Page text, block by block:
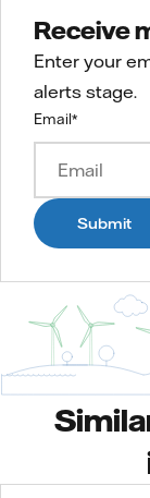
Receive
Enter your
alerts stage.
Email*
Submit